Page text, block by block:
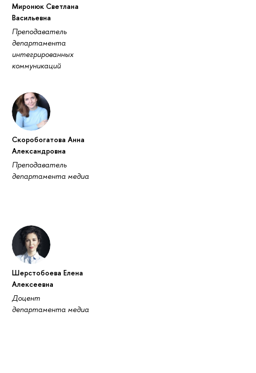
Миронюк Светлана
Васильевна
Преподаватель
департамента
интегрированных
коммуникаций
Скоробогатова Анна
Александровна
Преподаватель
департамента медиа
Шерстобоева Елена
Алексеевна
Доцент
департамента медиа